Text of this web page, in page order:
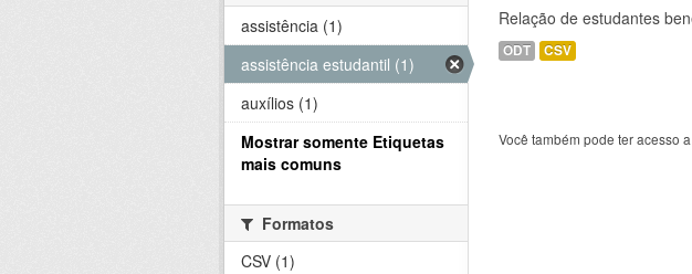
Relação de estudantes
ODT CSV
Você também pode ter acesso
assistência (1)
assistência estudantil (1)
auxílios (1)
Mostrar somente Etiquetas
mais comuns
Formatos
CSV (1)